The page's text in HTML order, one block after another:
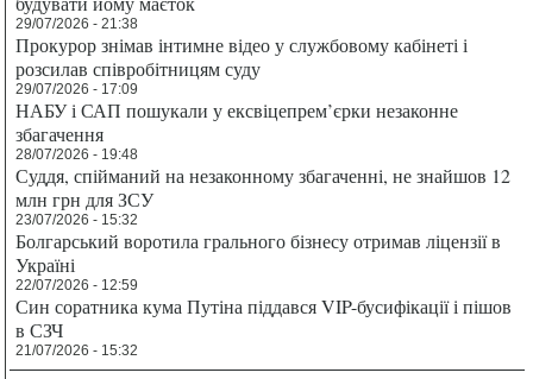
29/07/2026 - 21:38
Прокурор знімав інтимне відео у службовому кабінеті і
розсилав співробітницям суду
29/07/2026 - 17:09
НАБУ і САП пошукали у ексвіцепрем’єрки незаконне
збагачення
28/07/2026 - 19:48
Суддя, спійманий на незаконному збагаченні, не знайшов 12
млн грн для ЗСУ
23/07/2026 - 15:32
Болгарський воротила грального бізнесу отримав ліцензії в
Україні
22/07/2026 - 12:59
Син соратника кума Путіна піддався VIP-бусифікації і пішов
в СЗЧ
21/07/2026 - 15:32